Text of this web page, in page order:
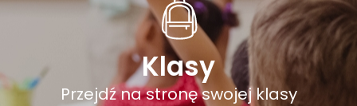
Klasy
Przejdź na stronę swojej klasy